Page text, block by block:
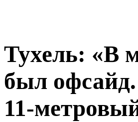
Тухель: «В
был офсайд.
11-